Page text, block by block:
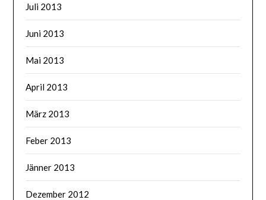
Juli 2013
Juni 2013
Mai 2013
April 2013
März 2013
Feber 2013
Jänner 2013
Dezember 2012